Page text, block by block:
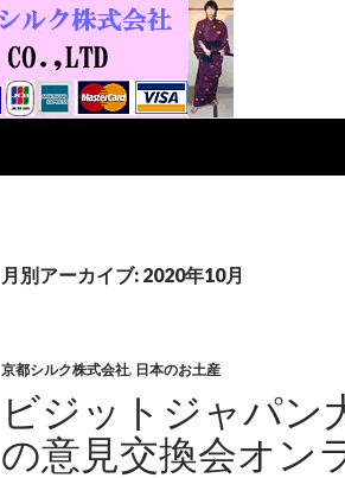
月別アーカイブ: 2020年10月
京都シルク株式会社, 日本のお土産
ビジットジャパン
の意見交換会オン